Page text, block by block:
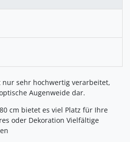
nur sehr hochwertig verarbeitet,
Augenweide dar.
cm bietet es viel Platz für Ihre
oder Dekoration Vielfältige